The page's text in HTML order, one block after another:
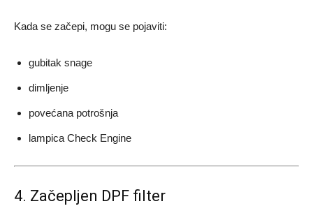
Kada se začepi, mogu se pojaviti:
gubitak snage
dimljenje
povećana potrošnja
lampica Check Engine
4. Začepljen DPF filter